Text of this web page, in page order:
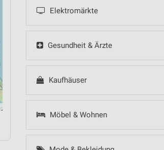
Elektromärkte
Gesundheit & Ärzte
Kaufhäuser
Möbel & Wohnen